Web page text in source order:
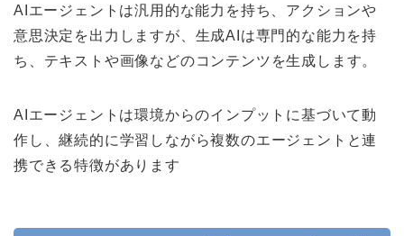
AIエージェントは汎用的な能力を持ち、アクションや
意思決定を出力しますが、生成AIは専門的な能力を持
ち、テキストや画像などのコンテンツを生成します。
AIエージェントは環境からのインプットに基づいて動
作し、継続的に学習しながら複数のエージェントと連
携できる特徴があります